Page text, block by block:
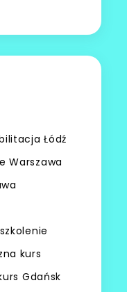
Łódź
Warszawa
kurs
Gdańsk